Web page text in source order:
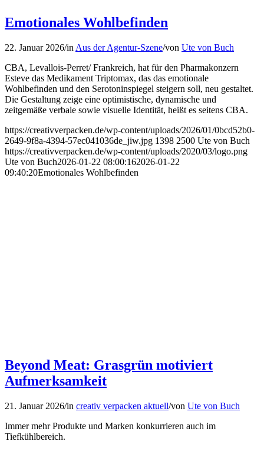
Emotionales Wohlbefinden
22. Januar 2026/in Aus der Agentur-Szene/von Ute von Buch
CBA, Levallois-Perret/ Frankreich, hat für den Pharmakonzern
Esteve das Medikament Triptomax, das das emotionale
Wohlbefinden und den Serotoninspiegel steigern soll, neu gestaltet.
Die Gestaltung zeige eine optimistische, dynamische und
zeitgemäße verbale sowie visuelle Identität, heißt es seitens CBA.
https://creativverpacken.de/wp-content/uploads/2026/01/0bcd52b0-
2649-9f8a-4394-57ec041036de_jiw.jpg 1398 2500 Ute von Buch
https://creativverpacken.de/wp-content/uploads/2020/03/logo.png
Ute von Buch2026-01-22 08:00:162026-01-22
09:40:20Emotionales Wohlbefinden
Beyond Meat: Grasgrün motiviert
Aufmerksamkeit
21. Januar 2026/in creativ verpacken aktuell/von Ute von Buch
Immer mehr Produkte und Marken konkurrieren auch im
Tiefkühlbereich.